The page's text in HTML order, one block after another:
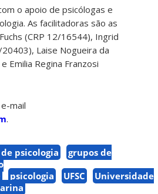
o apoio de psicólogas e
As facilitadoras são as
(CRP 12/16544), Ingrid
20403), Laise Nogueira da
Emilia Regina Franzosi
mail
.
psicologia
grupos de
psicologia UFSC
Universidade